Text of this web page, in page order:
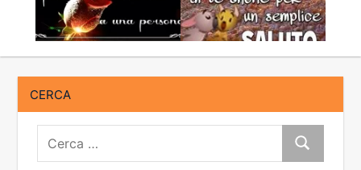
CERCA
Cerca:
Cerca